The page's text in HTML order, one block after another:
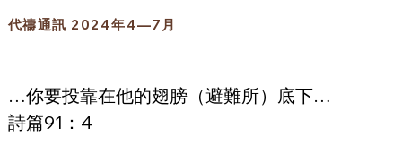
代禱通訊 2024年4—7月
…你要投靠在他的翅膀（避難所）底下…
詩篇91：4